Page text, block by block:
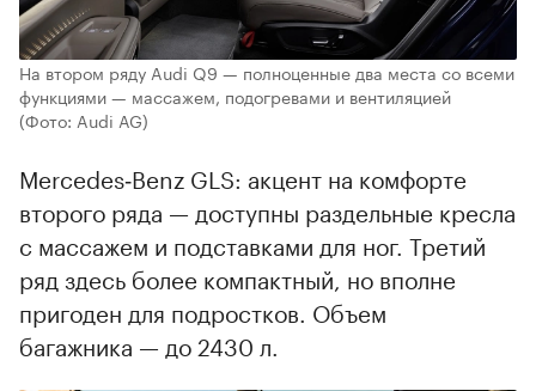
На втором ряду Audi Q9 — полноценные два места со всеми
функциями — массажем, подогревами и вентиляцией
(Фото: Audi AG)
Mercedes‑Benz GLS: акцент на комфорте
второго ряда — доступны раздельные кресла
с массажем и подставками для ног. Третий
ряд здесь более компактный, но вполне
пригоден для подростков. Объем
багажника — до 2430 л.